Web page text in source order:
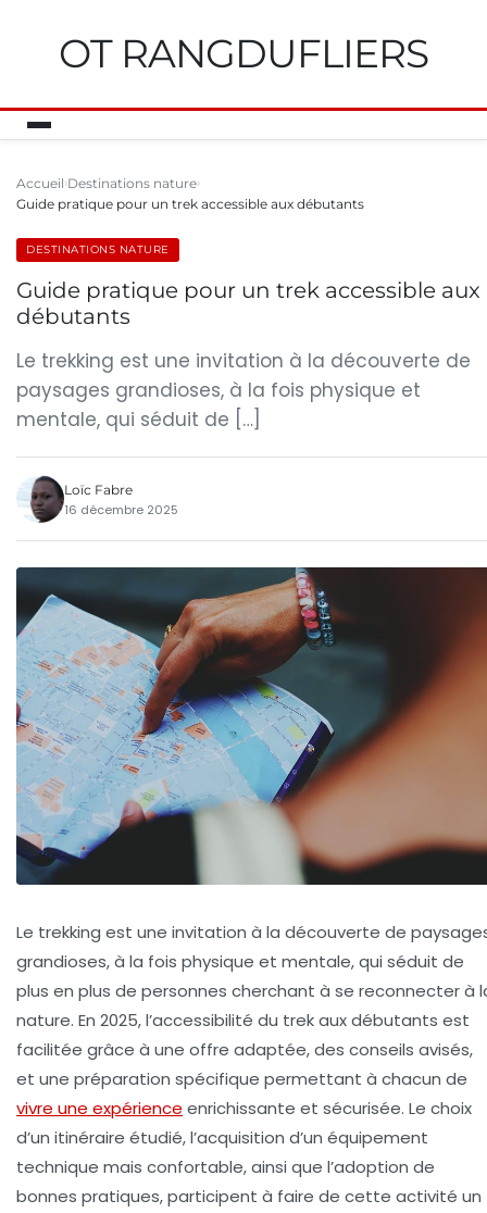
OT RANGDUFLIERS
Accueil Destinations nature
Guide pratique pour un trek accessible aux débutants
DESTINATIONS NATURE
Guide pratique pour un trek accessible aux
débutants
Le trekking est une invitation à la découverte de
paysages grandioses, à la fois physique et
mentale, qui séduit de […]
Loïc Fabre
16 décembre 2025
Le trekking est une invitation à la découverte de
grandioses, à la fois physique et mentale, qui séduit de
plus en plus de personnes cherchant à se reconnecter à
nature. En 2025, l’accessibilité du trek aux débutants est
facilitée grâce à une offre adaptée, des conseils avisés,
et une préparation spécifique permettant à chacun de
vivre une expérience enrichissante et sécurisée. Le choix
d’un itinéraire étudié, l’acquisition d’un équipement
technique mais confortable, ainsi que l’adoption de
bonnes pratiques, participent à faire de cette activité un